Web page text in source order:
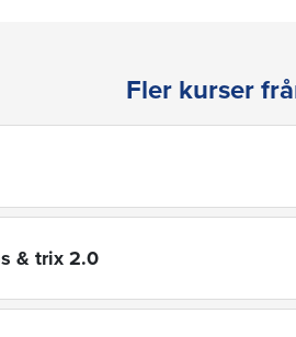
Fler kurser
& trix 2.0